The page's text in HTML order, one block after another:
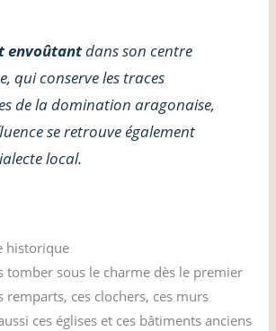
envoûtantdans son centre
qui conserve les traces
de la domination aragonaise,
se retrouve également
local.
historique
tomber sous le charme dès le premier
remparts, ces clochers, ces murs
ces églises et ces bâtiments anciens